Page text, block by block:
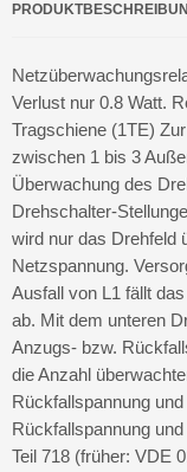
Verlust nur 0.8 Watt.
Tragschiene (1TE)
zwischen 1 bis 3
Überwachung des
Drehschalter-
wird nur das Drehfeld
Netzspannung.
Ausfall von L1 fällt
ab. Mit dem unteren
Anzugs- bzw.
die Anzahl
Rückfallspannung
Rückfallspannung
Teil 718 (früher: VDE